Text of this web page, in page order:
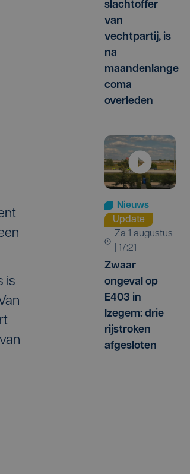
is
slachtoffer
van
vechtpartij, is
na
maandenlange
coma
overleden
Nieuws
Update
za 1 augustus
| 17:21
Zwaar
ongeval op
E403 in
Izegem: drie
rijstroken
afgesloten